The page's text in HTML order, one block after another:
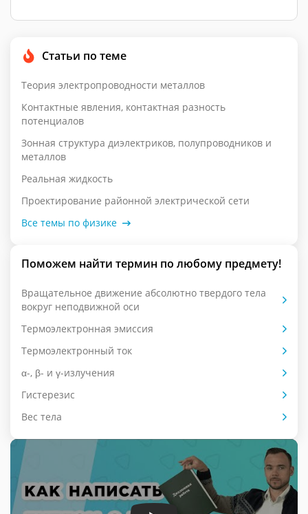
Статьи по теме
Теория электропроводности металлов
Контактные явления, контактная разность
потенциалов
Зонная структура диэлектриков, полупроводников и
металлов
Реальная жидкость
Проектирование районной электрической сети
Все темы по физике
Поможем найти термин по любому предмету!
Вращательное движение абсолютно твердого тела
вокруг неподвижной оси
Термоэлектронная эмиссия
Термоэлектронный ток
α-, β- и γ-излучения
Гистерезис
Вес тела